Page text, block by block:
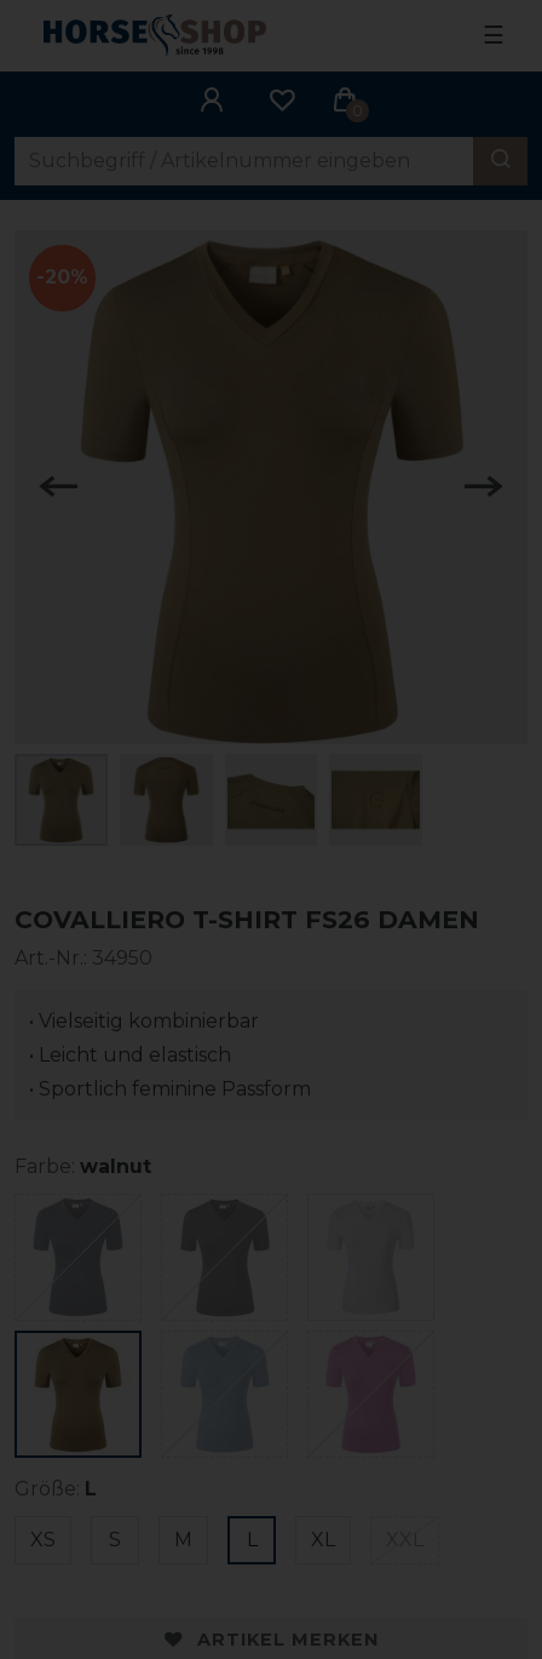
☰
0
-20%
COVALLIERO T-SHIRT FS26 DAMEN
Art.-Nr.: 34950
• Vielseitig kombinierbar
• Leicht und elastisch
• Sportlich feminine Passform
Farbe: walnut
Größe: L
XS S M L XL
ARTIKEL MERKEN